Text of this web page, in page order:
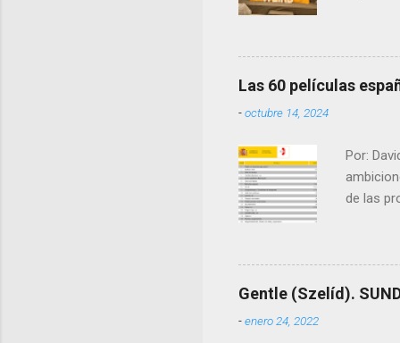
solo el
Las 60 películas
-octubre 14, 2024
Por:
de las
ICAA y
fiables.
cine
forma
Gentle (Szelíd).
-enero 24, 2022